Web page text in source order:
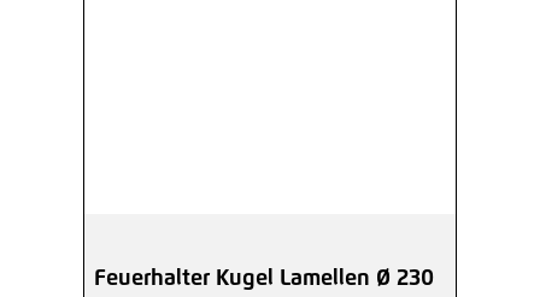
Feuerhalter Kugel Lamellen Ø 230